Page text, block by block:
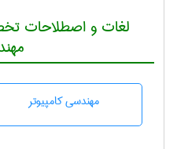
لغات و اصطلاحات
مهندسی كامپيوتر